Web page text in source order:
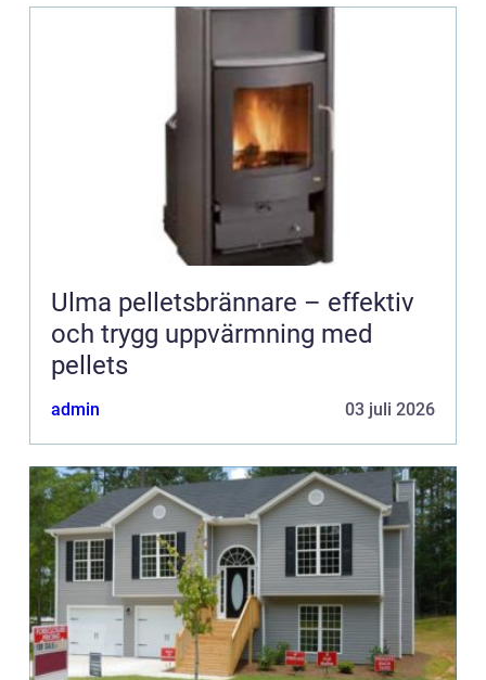
Ulma pelletsbrännare – effektiv
och trygg uppvärmning med
pellets
admin 03 juli 2026